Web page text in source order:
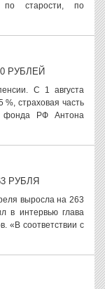
по старости, по
РУБЛЕЙ
С 1 августа
%, страховая часть
фонда РФ Антона
РУБЛЯ
выросла на 263
в интервью глава
«В соответствии с